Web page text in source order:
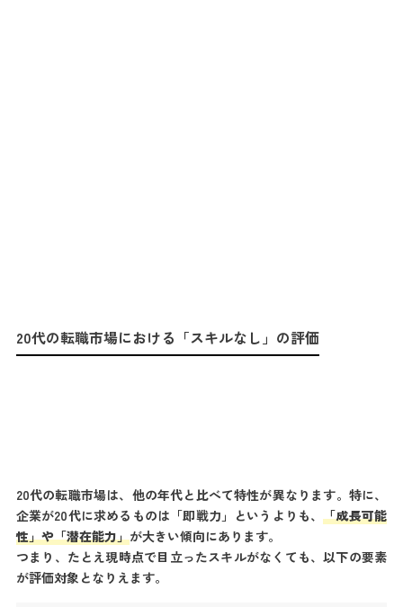
20代の転職市場における「スキルなし」の評価
20代の転職市場は、他の年代と比べて特性が異なります。特に、
企業が20代に求めるものは「即戦力」というよりも、「成長可能
性」や「潜在能力」が大きい傾向にあります。
つまり、たとえ現時点で目立ったスキルがなくても、以下の要素
が評価対象となりえます。